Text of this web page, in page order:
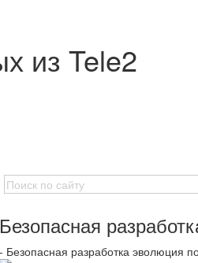
из Tele2
Безопасная
- Безопасная разработка эволюция